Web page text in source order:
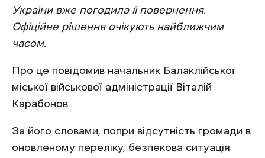
України вже погодила її повернення.
Офіційне рішення очікують найближчим
часом.
Про це повідомив начальник Балаклійської
міської військової адміністрації Віталій
Карабонов.
За його словами, попри відсутність громади в
оновленому переліку, безпекова ситуація